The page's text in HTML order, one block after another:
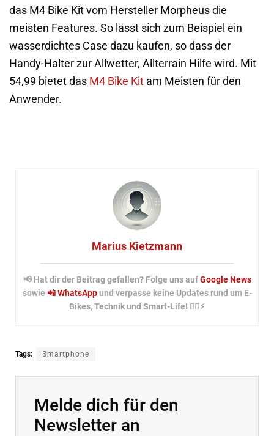
das M4 Bike Kit vom Hersteller Morpheus die
meisten Features. So lässt sich zum Beispiel ein
wasserdichtes Case dazu kaufen, so dass der
Handy-Halter zur Allwetter, Allterrain Hilfe wird. Mit
54,99 bietet das M4 Bike Kit am Meisten für den
Anwender.
Marius Kietzmann
📢 Hat dir der Beitrag gefallen? Folge uns aufGoogle News
sowie 📲 WhatsAppund verpasse keine Updates rund um E-
Bikes, Technik und Smart-Life! 🚴‍♂️⚡
Tags: Smartphone
Melde dich für den
Newsletter an